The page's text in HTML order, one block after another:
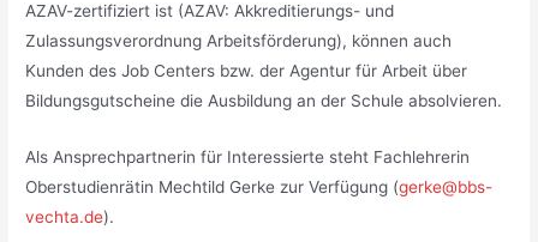
AZAV-zertifiziert ist (AZAV: Akkreditierungs- und
Zulassungsverordnung Arbeitsförderung), können auch
Kunden des Job Centers bzw. der Agentur für Arbeit über
Bildungsgutscheine die Ausbildung an der Schule absolvieren.
Als Ansprechpartnerin für Interessierte steht Fachlehrerin
Oberstudienrätin Mechtild Gerke zur Verfügung (gerke@bbs-
vechta.de).